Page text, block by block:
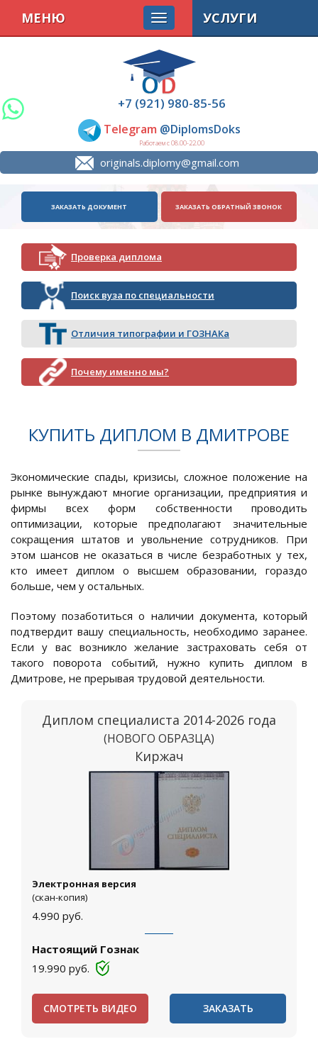
+7 (921) 980-85-56
Telegram @DiplomsDoks
Работаем с 08.00-22.00
originals.diplomy@gmail.com
МЕНЮ
ЗАКАЗАТЬ ДОКУМЕНТ ЗАКАЗАТЬ ОБРАТНЫЙ ЗВОНОК
Проверка диплома
Поиск вуза по специальности
Отличия типографии и ГОЗНАКа
Почему именно мы?
УСЛУГИ
КУПИТЬ ДИПЛОМ В ДМИТРОВЕ
Экономические спады, кризисы, сложное положение на
рынке вынуждают многие организации, предприятия и
фирмы всех форм собственности проводить
оптимизации, которые предполагают значительные
сокращения штатов и увольнение сотрудников. При
этом шансов не оказаться в числе безработных у тех,
кто имеет диплом о высшем образовании, гораздо
больше, чем у остальных.
Поэтому позаботиться о наличии документа, который
подтвердит вашу специальность, необходимо заранее.
Если у вас возникло желание застраховать себя от
такого поворота событий, нужно купить диплом в
Дмитрове, не прерывая трудовой деятельности.
Диплом специалиста 2014-2026 года
(НОВОГО ОБРАЗЦА)
Киржач
Электронная версия
(скан-копия)
4.990 руб.
Настоящий Гознак
19.990 руб.
СМОТРЕТЬ ВИДЕО ЗАКАЗАТЬ